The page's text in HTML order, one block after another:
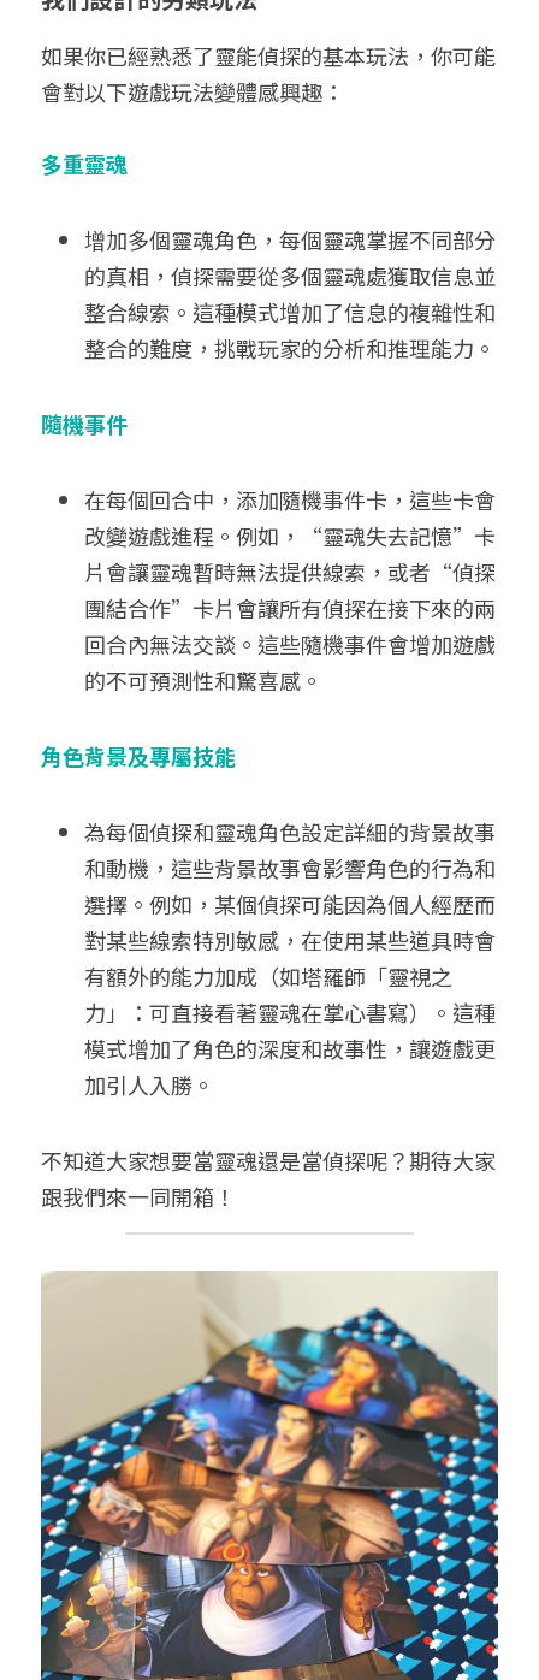
如果你已經熟悉了靈能偵探的基本玩法，你可能
會對以下遊戲玩法變體感興趣：
多重靈魂
增加多個靈魂角色，每個靈魂掌握不同部分
的真相，偵探需要從多個靈魂處獲取信息並
整合線索。這種模式增加了信息的複雜性和
整合的難度，挑戰玩家的分析和推理能力。
隨機事件
在每個回合中，添加隨機事件卡，這些卡會
改變遊戲進程。例如，“靈魂失去記憶”卡
片會讓靈魂暫時無法提供線索，或者“偵探
團結合作”卡片會讓所有偵探在接下來的兩
回合內無法交談。這些隨機事件會增加遊戲
的不可預測性和驚喜感。
角色背景及專屬技能
為每個偵探和靈魂角色設定詳細的背景故事
和動機，這些背景故事會影響角色的行為和
選擇。例如，某個偵探可能因為個人經歷而
對某些線索特別敏感，在使用某些道具時會
有額外的能力加成（如塔羅師「靈視之
力」：可直接看著靈魂在掌心書寫）。這種
模式增加了角色的深度和故事性，讓遊戲更
加引人入勝。
不知道大家想要當靈魂還是當偵探呢？期待大家
跟我們來一同開箱！